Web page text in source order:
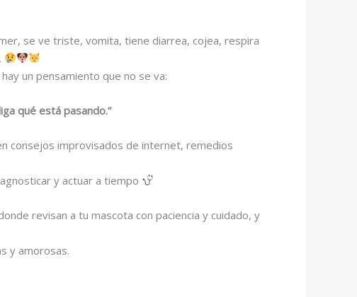
se ve triste, vomita, tiene diarrea, cojea, respira
un pensamiento que no se va:
qué está pasando.”
consejos improvisados de internet, remedios
y actuar a tiempo
revisan a tu mascota con paciencia y cuidado, y
y amorosas.